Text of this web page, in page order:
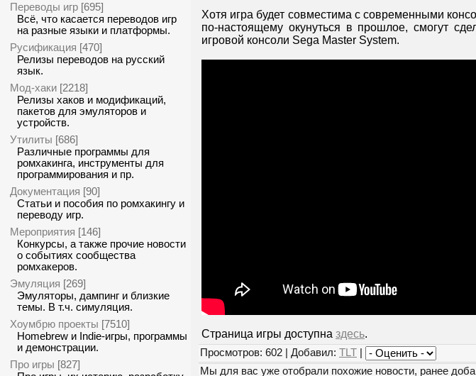
Переводы игр [695]
Всё, что касается переводов игр
на разные языки и платформы.
Русификация [470]
Релизы переводов на русский
язык.
Мод-хаки [2218]
Релизы хаков и модификаций,
пакетов для эмуляторов и
устройств.
Утилиты [686]
Различные программы для
ромхакинга, инструменты для
программирования и пр.
Документация [90]
Статьи и пособия по ромхакингу и
переводу игр.
Мероприятия [146]
Конкурсы, а также прочие новости
о событиях сообщества
ромхакеров.
Эмуляция [269]
Эмуляторы, дампинг и близкие
темы. В т.ч. симуляция.
Хоумбрю проекты [7510]
Homebrew и Indie-игры, программы
и демонстрации.
Про игры [827]
Хотя игра будет совместима с современными
по-настоящему окунуться в прошлое, смогут
игровой консоли Sega Master System.
Страница игры доступна здесь.
Просмотров: 602 | Добавил: TLT
Мы для вас уже отобрали похожие новости, ранее